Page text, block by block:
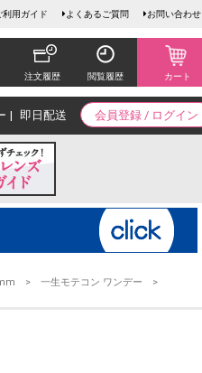
利用ガイド よくあるご質問 お問い合わせ
注文履歴 閲覧履歴 カート
会員登録 / ログイン
即日配送
一生モテコン ワンデー